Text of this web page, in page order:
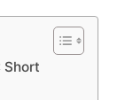
Short